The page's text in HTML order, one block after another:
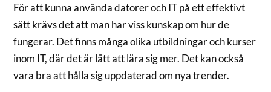
För att kunna använda datorer och IT på ett effektivt
sätt krävs det att man har viss kunskap om hur de
fungerar. Det finns många olika utbildningar och kurser
inom IT, där det är lätt att lära sig mer. Det kan också
vara bra att hålla sig uppdaterad om nya trender.